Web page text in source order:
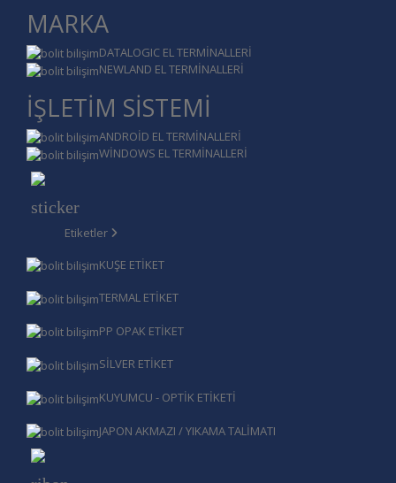
MARKA
DATALOGIC EL TERMİNALLERİ
NEWLAND EL TERMİNALLERİ
İŞLETİM SİSTEMİ
ANDROİD EL TERMİNALLERİ
WİNDOWS EL TERMİNALLERİ
Etiketler
KUŞE ETİKET
TERMAL ETİKET
PP OPAK ETİKET
SİLVER ETİKET
KUYUMCU - OPTİK ETİKETİ
JAPON AKMAZI / YIKAMA TALİMATI